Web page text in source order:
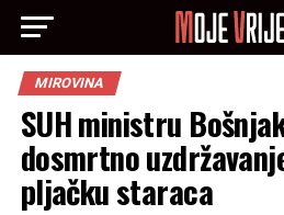
MIROVINA
SUH ministru
dosmrtno
pljačku staraca